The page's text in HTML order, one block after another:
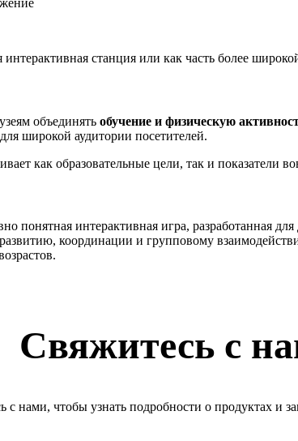
станция или как часть более
объединять обучение и физическую
широкой аудитории посетителей.
как образовательные цели, так и показатели
интерактивная игра, разработанная
координации и групповому
Свяжитесь с
с нами, чтобы узнать подробности о продуктах и